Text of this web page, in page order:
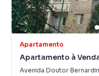
Apartamento
Apartamento à
Avenida Doutor